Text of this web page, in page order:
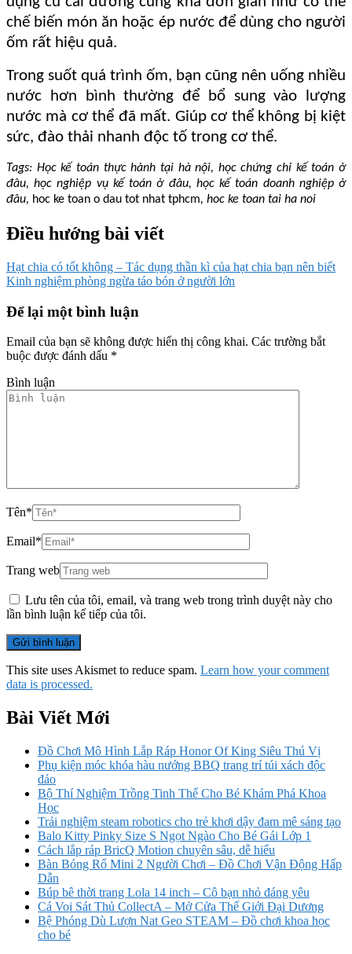
chế biến món ăn hoặc ép nước để dùng cho người
ốm rất hiệu quả.
Trong suốt quá trình ốm, bạn cũng nên uống nhiều
nước hơn bình thường để bổ sung vào lượng
nước mà cơ thể đã mất. Giúp cơ thể không bị kiệt
sức, đào thải nhanh độc tố trong cơ thể.
Tags: Học kế toán thực hành tại hà nội, học chứng chỉ kế toán ở
đâu, học nghiệp vụ kế toán ở đâu, học kế toán doanh nghiệp ở
đâu, hoc ke toan o dau tot nhat tphcm, hoc ke toan tai ha noi
Điều hướng bài viết
Hạt chia có tốt không – Tác dụng thần kì của hạt chia bạn nên biết
Kinh nghiệm phòng ngừa táo bón ở người lớn
Để lại một bình luận
Email của bạn sẽ không được hiển thị công khai. Các trường bắt
buộc được đánh dấu *
Bình luận
Tên*
Email*
Trang web
Lưu tên của tôi, email, và trang web trong trình duyệt này cho
lần bình luận kế tiếp của tôi.
This site uses Akismet to reduce spam. Learn how your comment
data is processed.
Bài Viết Mới
Đồ Chơi Mô Hình Lắp Ráp Honor Of King Siêu Thú Vị
Phụ kiện móc khóa hàu nướng BBQ trang trí túi xách độc
đáo
Bộ Thí Nghiệm Trồng Tinh Thể Cho Bé Khám Phá Khoa
Học
Trải nghiệm steam robotics cho trẻ khơi dậy đam mê sáng tạo
Balo Kitty Pinky Size S Ngọt Ngào Cho Bé Gái Lớp 1
Cách lắp ráp BricQ Motion chuyên sâu, dễ hiểu
Bàn Bóng Rổ Mini 2 Người Chơi – Đồ Chơi Vận Động Hấp
Dẫn
Búp bê thời trang Lola 14 inch – Cô bạn nhỏ đáng yêu
Cá Voi Sát Thủ CollectA – Mở Cửa Thế Giới Đại Dương
Bệ Phóng Dù Lượn Nat Geo STEAM – Đồ chơi khoa học
cho bé